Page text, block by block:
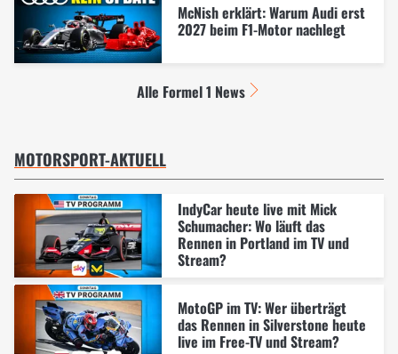
McNish erklärt: Warum Audi erst
2027 beim F1-Motor nachlegt
Alle Formel 1 News
MOTORSPORT-AKTUELL
IndyCar heute live mit Mick
Schumacher: Wo läuft das
Rennen in Portland im TV und
Stream?
MotoGP im TV: Wer überträgt
das Rennen in Silverstone heute
live im Free-TV und Stream?